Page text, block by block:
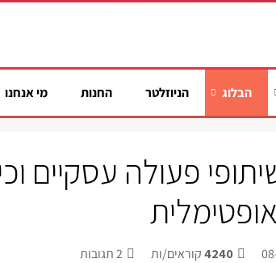
הבלוג הניוזלטר החנות מי אנחנו
פעולה עסקיים
4240קוראים/ות 2תגובות